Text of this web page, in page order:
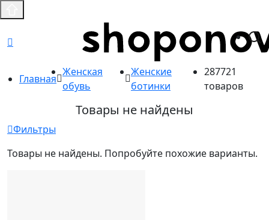
Главная
Женская
обувь
Женские
ботинки
287721
товаров
Товары не найдены
Фильтры
Товары не найдены. Попробуйте похожие варианты.